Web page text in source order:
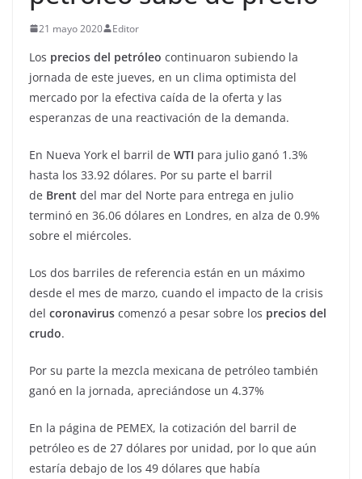
21 mayo 2020 Editor
Los precios del petróleo continuaron subiendo la
jornada de este jueves, en un clima optimista del
mercado por la efectiva caída de la oferta y las
esperanzas de una reactivación de la demanda.
En Nueva York el barril de WTI para julio ganó 1.3%
hasta los 33.92 dólares. Por su parte el barril
de Brent del mar del Norte para entrega en julio
terminó en 36.06 dólares en Londres, en alza de 0.9%
sobre el miércoles.
Los dos barriles de referencia están en un máximo
desde el mes de marzo, cuando el impacto de la crisis
del coronavirus comenzó a pesar sobre los precios del
crudo.
Por su parte la mezcla mexicana de petróleo también
ganó en la jornada, apreciándose un 4.37%
En la página de PEMEX, la cotización del barril de
petróleo es de 27 dólares por unidad, por lo que aún
estaría debajo de los 49 dólares que había